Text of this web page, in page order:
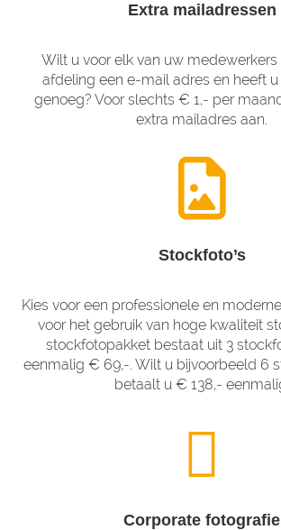
Extra mailadressen
Wilt u voor elk van uw
afdeling een e-mail adres en heeft u
genoeg? Voor slechts € 1,- per
extra mailadres aan.
Stockfoto’s
Kies voor een professionele en
voor het gebruik van hoge kwaliteit
stockfotopakket bestaat uit 3
eenmalig € 69,-. Wilt u bijvoorbeeld 6
betaalt u € 138,-
Corporate fotografie